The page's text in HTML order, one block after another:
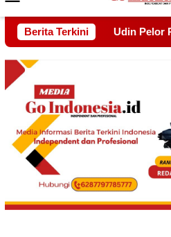
Mobile
Berita Terkini
Perlindungan Hak Warga yang